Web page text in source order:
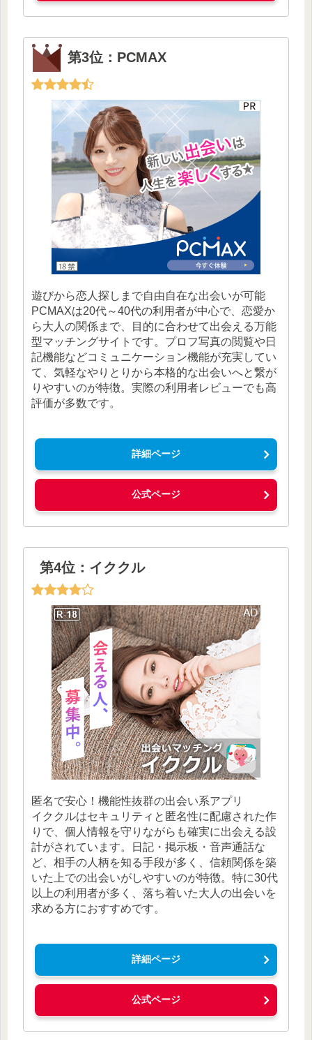
第3位：PCMAX
遊びから恋人探しまで自由自在な出会いが可能
PCMAXは20代～40代の利用者が中心で、恋愛か
ら大人の関係まで、目的に合わせて出会える万能
型マッチングサイトです。プロフ写真の閲覧や日
記機能などコミュニケーション機能が充実してい
て、気軽なやりとりから本格的な出会いへと繋が
りやすいのが特徴。実際の利用者レビューでも高
評価が多数です。
詳細ページ
公式ページ
第4位：イククル
匿名で安心！機能性抜群の出会い系アプリ
イククルはセキュリティと匿名性に配慮された作
りで、個人情報を守りながらも確実に出会える設
計がされています。日記・掲示板・音声通話な
ど、相手の人柄を知る手段が多く、信頼関係を築
いた上での出会いがしやすいのが特徴。特に30代
以上の利用者が多く、落ち着いた大人の出会いを
求める方におすすめです。
詳細ページ
公式ページ